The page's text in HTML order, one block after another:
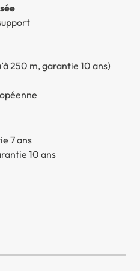
250 m, garantie 10 ans)
7 ans
10 ans